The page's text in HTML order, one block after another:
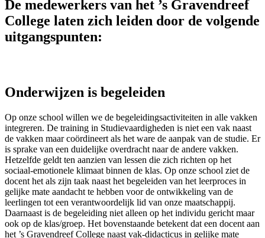
De medewerkers van het ’s Gravendreef
College laten zich leiden door de volgende
uitgangspunten:
Onderwijzen is begeleiden
Op onze school willen we de begeleidingsactiviteiten in alle vakken
integreren. De training in Studievaardigheden is niet een vak naast
de vakken maar coördineert als het ware de aanpak van de studie. Er
is sprake van een duidelijke overdracht naar de andere vakken.
Hetzelfde geldt ten aanzien van lessen die zich richten op het
sociaal-emotionele klimaat binnen de klas. Op onze school ziet de
docent het als zijn taak naast het begeleiden van het leerproces in
gelijke mate aandacht te hebben voor de ontwikkeling van de
leerlingen tot een verantwoordelijk lid van onze maatschappij.
Daarnaast is de begeleiding niet alleen op het individu gericht maar
ook op de klas/groep. Het bovenstaande betekent dat een docent aan
het ’s Gravendreef College naast vak-didacticus in gelijke mate